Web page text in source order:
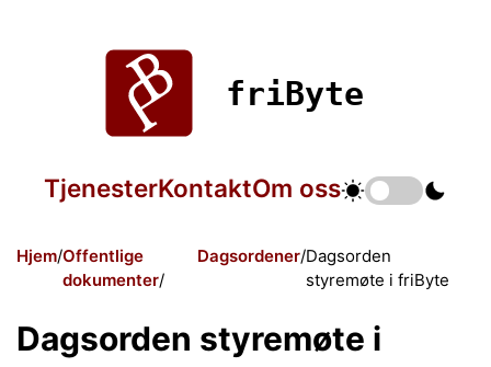
friByte
TjenesterKontaktOm oss
Hjem Offentlige
dokumenter
Dagsordener Dagsorden
styremøte i friByte
Dagsorden styremøte i